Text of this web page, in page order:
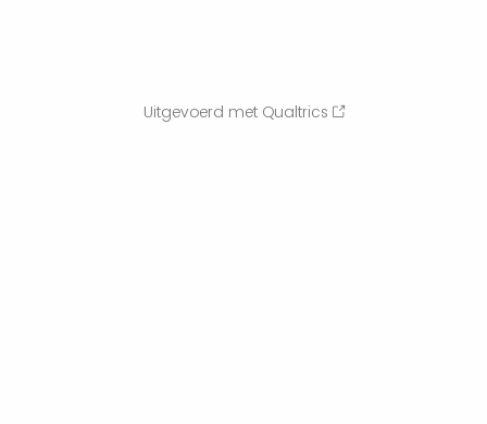
Uitgevoerd met Qualtrics